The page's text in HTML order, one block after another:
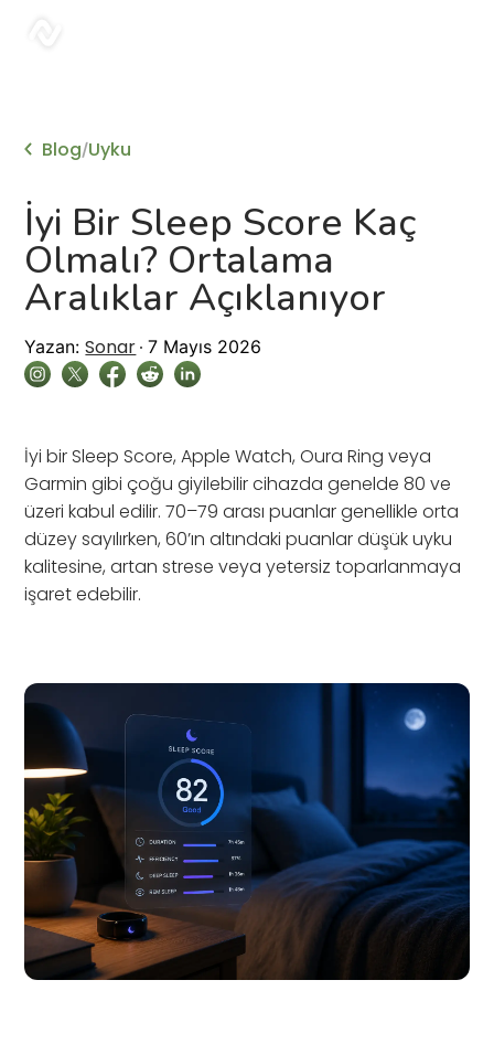
Blog/Uyku
İyi Bir Sleep Score Kaç
Olmalı? Ortalama
Aralıklar Açıklanıyor
Yazan: Sonar 7 Mayıs 2026
İyi bir Sleep Score, Apple Watch, Oura Ring veya
Garmin gibi çoğu giyilebilir cihazda genelde 80 ve
üzeri kabul edilir. 70–79 arası puanlar genellikle orta
düzey sayılırken, 60’ın altındaki puanlar düşük uyku
kalitesine, artan strese veya yetersiz toparlanmaya
işaret edebilir.